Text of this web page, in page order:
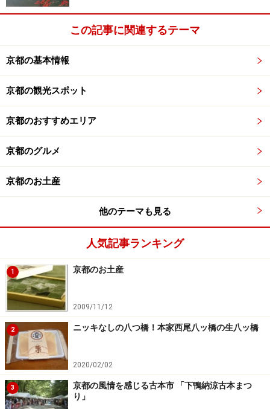
この記事に関連するテーマ
京都の基本情報
京都の観光スポット
京都のおすすめエリア
京都のグルメ
京都のお土産
他のテーマも見る
人気記事ランキング
1 京都のお土産
2009/11/12
2 ニッキなしの八つ橋！本家西尾八ッ橋の生八ッ橋
2020/02/02
3
京都の風情を感じる古本市 「下鴨納涼古本まつ
り」